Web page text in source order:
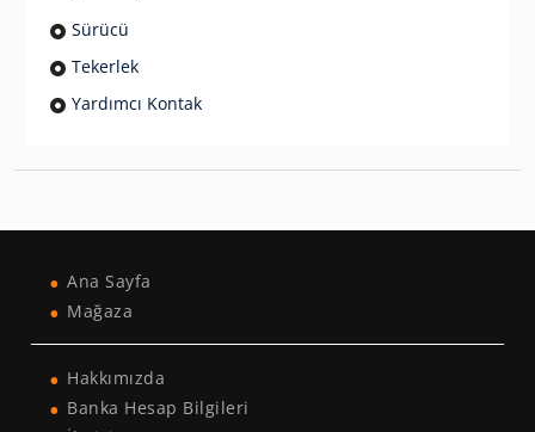
Sürücü
Tekerlek
Yardımcı Kontak
Ana Sayfa
Mağaza
Hakkımızda
Banka Hesap Bilgileri